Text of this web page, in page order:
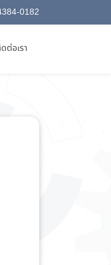
0182
ต่อเรา